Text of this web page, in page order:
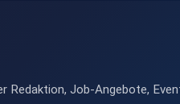
Redaktion, Job-Angebote,